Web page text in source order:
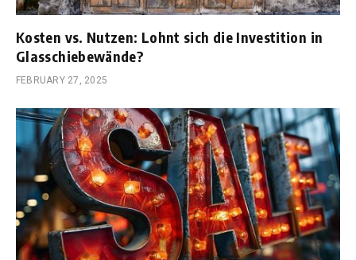
Kosten vs. Nutzen: Lohnt sich die Investition in
Glasschiebewände?
FEBRUARY 27, 2025